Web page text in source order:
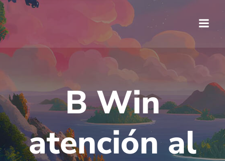
Saltar
al
contenido
B Win
atención al